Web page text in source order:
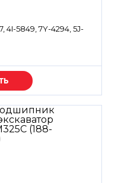
4I-5849, 7Y-4294, 5J-